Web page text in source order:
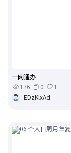
一网通办
176
0
1
EDzKlxAd